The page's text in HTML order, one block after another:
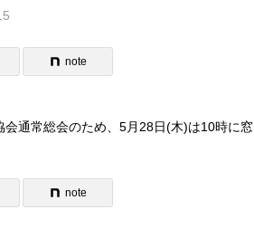
note
会通常総会のため、5月28日(木)は10時に
note